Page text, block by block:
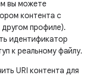
вы можете
контента с
профиле).
идентификатор
к реальному файлу.
URI контента для